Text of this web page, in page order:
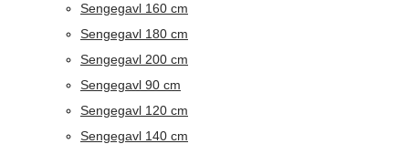
Sengegavl 160 cm
Sengegavl 180 cm
Sengegavl 200 cm
Sengegavl 90 cm
Sengegavl 120 cm
Sengegavl 140 cm